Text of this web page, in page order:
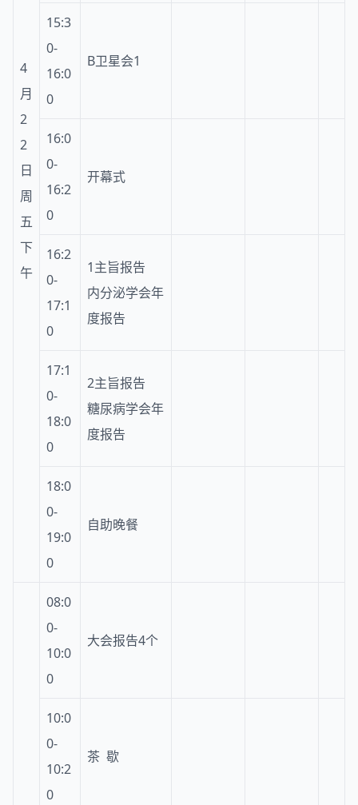
4
月
2
2
日
周
五
下
午
15:3
0-
16:0
0
B卫星会1
16:0
0-
16:2
0
开幕式
16:2
0-
17:1
0
1主旨报告
内分泌学会年
度报告
17:1
0-
18:0
0
2主旨报告
糖尿病学会年
度报告
18:0
0-
19:0
0
自助晚餐
08:0
0-
10:0
0
大会报告4个
10:0
0-
10:2
0
茶 歇